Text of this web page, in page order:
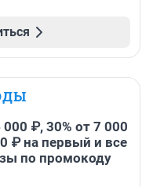
₽, 30% от 7 000
₽ на первый и все
по промокоду